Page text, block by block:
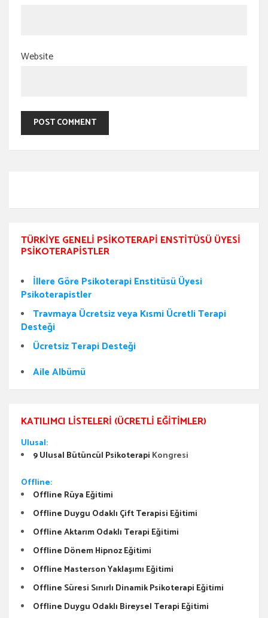
Website
TÜRKIYE GENELI PSIKOTERAPI ENSTITÜSÜ ÜYESI
PSIKOTERAPISTLER
İllere Göre Psikoterapi Enstitüsü Üyesi
Psikoterapistler
Travmaya Ücretsiz veya Kısmi Ücretli Terapi
Desteği
Ücretsiz Terapi Desteği
Aile Albümü
KATILIMCI LISTELERI (ÜCRETLI EĞITIMLER)
Ulusal:
9 Ulusal Bütüncül Psikoterapi Kongresi
Offline:
Offline Rüya Eğitimi
Offline Duygu Odaklı Çift Terapisi Eğitimi
Offline Aktarım Odaklı Terapi Eğitimi
Offline Dönem Hipnoz Eğitimi
Offline Masterson Yaklaşımı Eğitimi
Offline Süresi Sınırlı Dinamik Psikoterapi Eğitimi
Offline Duygu Odaklı Bireysel Terapi Eğitimi